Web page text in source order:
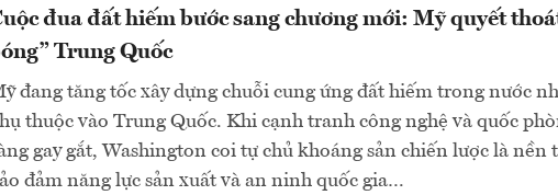
đua đất hiếm bước sang chương mới: Mỹ quyết
Trung Quốc
đang tăng tốc xây dựng chuỗi cung ứng đất hiếm trong nước
thuộc vào Trung Quốc. Khi cạnh tranh công nghệ và quốc
gay gắt, Washington coi tự chủ khoáng sản chiến lược là nền
đảm năng lực sản xuất và an ninh quốc gia…